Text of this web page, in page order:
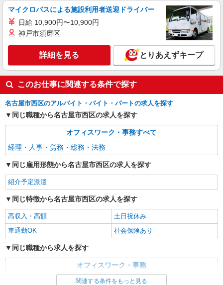
派遣社員
パーソルテンプスタッフ株式会社 名古屋コーディネートセンタ
ー/26-0591535
時短・日数相談OK［PC・スマホのヘルプデス
ク］社員サポート◎質問しやすい
時給1700円 ●月収例：267,750円（時給1700円
×7.5時間×21日）
心駅 ●市バス「琵琶里町」バス停徒歩2分 ≪
車通勤可≫ ●車通勤を希望される場合はご自身で
確保をお願いします
紹介予定派遣
パーソルテンプスタッフ株式会社 キャリアプロモーションセンター
四課/26-0445451
管理部門＜総務・経理＞のオシゴト★チームワ
時給1550円
愛知県名古屋市西区／最寄駅：庄内緑地公園
駅、小田井駅 ≪車通勤可≫
詳細を見る
パーソルテンプスタッフ株式会社 名古屋コーディネートセンター
マイクロバスによる施設利用者送迎ドライバー
日給 10,900円〜10,900円
神戸市須磨区
詳細を見る とりあえずキープ
このお仕事に関連する条件で探す
名古屋市西区のアルバイト・バイト・パートの求人を探す
同じ職種から名古屋市西区の求人を探す
オフィスワーク・事務すべて
経理・人事・労務・総務・法務
同じ雇用形態から名古屋市西区の求人を探す
紹介予定派遣
同じ特徴から名古屋市西区の求人を探す
高収入・高額
土日祝休み
車通勤OK
社会保険あり
同じ職種から求人を探す
オフィスワーク・事務
経理・人事・労務・総務・法務関連する条件をもっと見る